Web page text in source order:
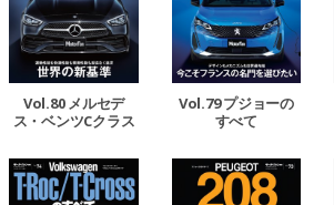
Vol.80 メルセデ
ス・ベンツCクラス
Vol.79 プジョーの
すべて